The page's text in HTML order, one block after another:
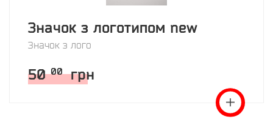
Значок з логотипом new
Значок з лого
50 00 грн